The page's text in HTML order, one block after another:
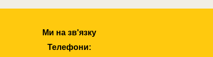
Ми на зв'язку
Телефони: